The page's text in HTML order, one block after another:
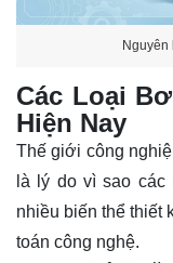
Nguyên
Các Loại
Hiện Nay
Thế giới công
là lý do vì sao
nhiều biến thể thiết
toán công nghệ.